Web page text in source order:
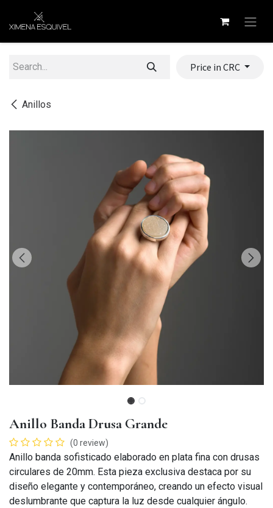
Anillos
Price in CRC
Anillo Banda Drusa Grande
(0 review)
Anillo banda sofisticado elaborado en plata fina con drusas
circulares de 20mm. Esta pieza exclusiva destaca por su
diseño elegante y contemporáneo, creando un efecto visual
deslumbrante que captura la luz desde cualquier ángulo.